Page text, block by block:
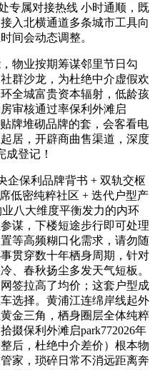
专属对接热线 小时通顺，既
入北横通道多条城市工具向
间会动态调整。
业按期筹谋邻里节日勾
群沙龙，为杜绝中介虚假欢
全城富贵资本辐射，低龄孩
审核通过率保利外滩启
牌堆砌品牌的套，会客看电
居，开辟商曲售渠道，深度
登记！
保利品牌背书 + 双轨交枢
低密纯粹社区 + 迭代户型产
八大维度平衡发力的内环
谋，下楼短途步行即可处理
等高频糊口化需求，请勿随
贯穿数十年栖身周期，针对
、春秋扬尘多发天气短板。
签拉高了均价；这套户型成
选择。黄浦江连绵岸线起外
金三角，栖身圈层全体纯粹
掇保利外滩启park772026年
后，杜绝中介差价）根本物
家，琐碎日常不消远距离奔